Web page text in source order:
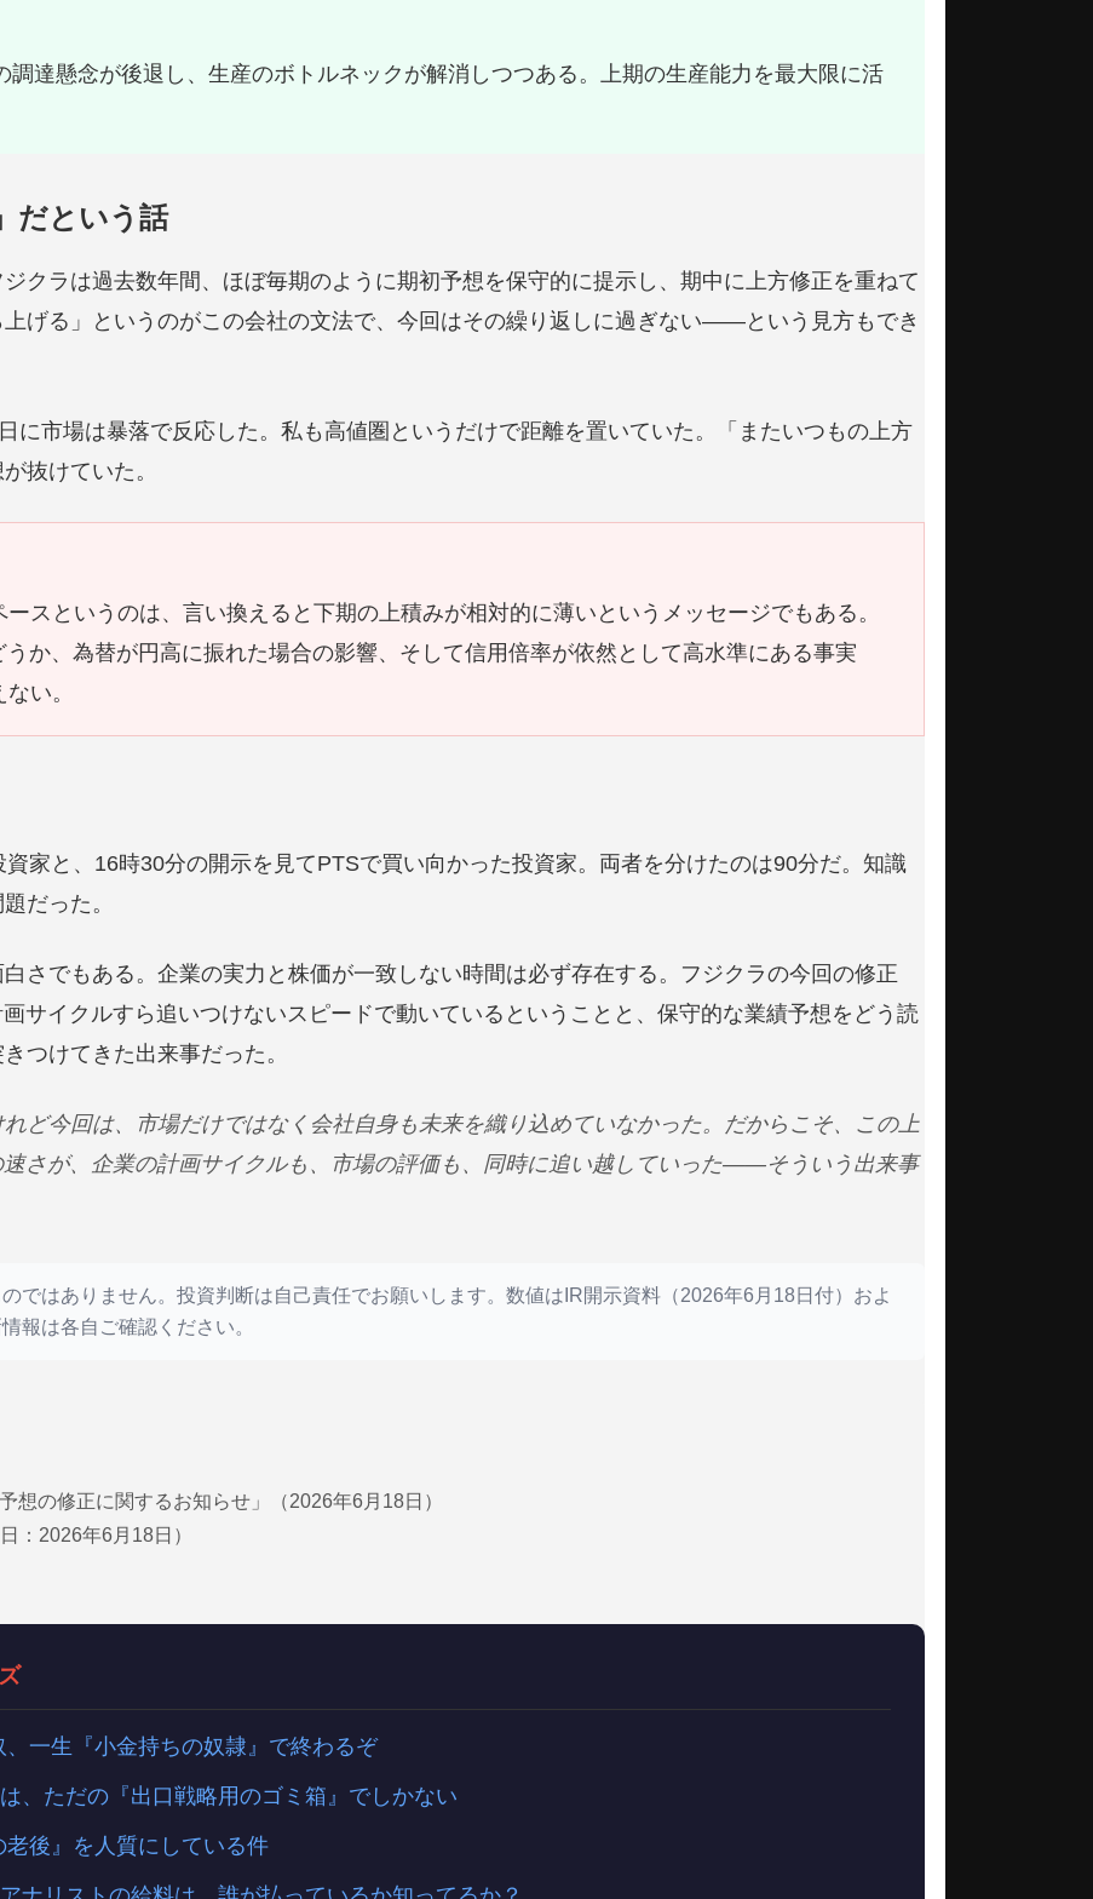
達懸念が後退し、生産のボトルネックが解消しつつある。上期の生産能力を最大限に活
だという話
クラは過去数年間、ほぼ毎期のように期初予想を保守的に提示し、期中に上方修正を重ねて
げる」というのがこの会社の文法で、今回はその繰り返しに過ぎない——という見方もでき
に市場は暴落で反応した。私も高値圏というだけで距離を置いていた。「またいつもの上方
抜けていた。
スというのは、言い換えると下期の上積みが相対的に薄いというメッセージでもある。
か、為替が円高に振れた場合の影響、そして信用倍率が依然として高水準にある事実
い。
家と、16時30分の開示を見てPTSで買い向かった投資家。両者を分けたのは90分だ。知識
だった。
さでもある。企業の実力と株価が一致しない時間は必ず存在する。フジクラの今回の修正
サイクルすら追いつけないスピードで動いているということと、保守的な業績予想をどう読
つけてきた出来事だった。
ど今回は、市場だけではなく会社自身も未来を織り込めていなかった。だからこそ、この上
さが、企業の計画サイクルも、市場の評価も、同時に追い越していった——そういう出来事
ではありません。投資判断は自己責任でお願いします。数値はIR開示資料（2026年6月18日付）およ
報は各自ご確認ください。
の修正に関するお知らせ」（2026年6月18日）
：2026年6月18日）
一生『小金持ちの奴隷』で終わるぞ
、ただの『出口戦略用のゴミ箱』でしかない
後』を人質にしている件